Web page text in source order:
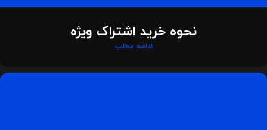
نحوه خرید اشتراک ویژه
ادامه مطلب